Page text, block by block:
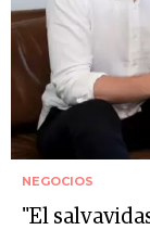
NEGOCIOS
"El